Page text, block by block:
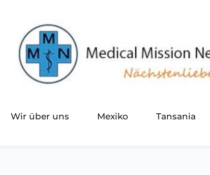
Wir über uns Mexiko Tansania